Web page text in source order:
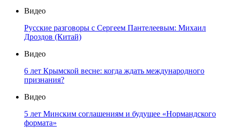
Видео
Русские разговоры с Сергеем Пантелеевым: Михаил
Дроздов (Китай)
Видео
6 лет Крымской весне: когда ждать международного
признания?
Видео
5 лет Минским соглашениям и будущее «Нормандского
формата»